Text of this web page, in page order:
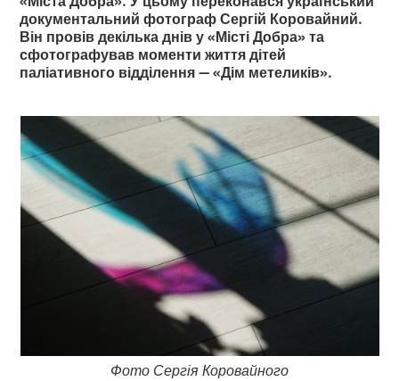
документальний фотограф Сергій Коровайний.
Він провів декілька днів у «Місті Добра» та
сфотографував моменти життя дітей
паліативного відділення — «Дім метеликів».
Фото Сергія Коровайного